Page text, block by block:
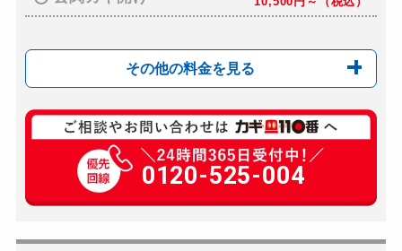
その他の料金を見る
玄関カギ複製 550円(税込)～
玄関カギ開け 10,500円～（税込）
玄関カギ修理 別途お見積り
0120-525-004